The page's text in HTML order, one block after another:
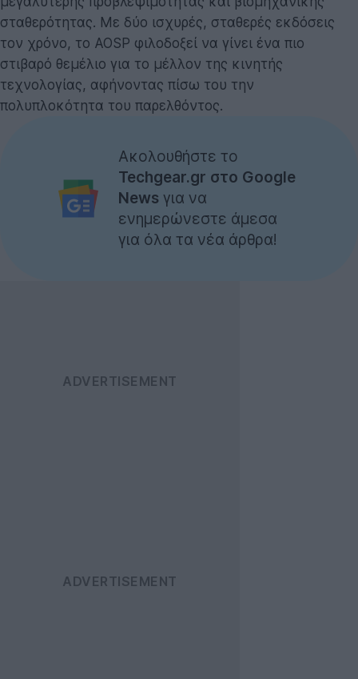
σταθερότητας. Με δύο ισχυρές, σταθερές εκδόσεις
τον χρόνο, το AOSP φιλοδοξεί να γίνει ένα πιο
στιβαρό θεμέλιο για το μέλλον της κινητής
τεχνολογίας, αφήνοντας πίσω του την
πολυπλοκότητα του παρελθόντος.
Ακολουθήστε το
Techgear.gr στο Google
News για να
ενημερώνεστε άμεσα
για όλα τα νέα άρθρα!